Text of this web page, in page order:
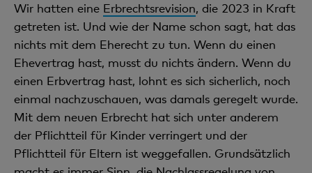
Wir hatten eine Erbrechtsrevision, die 2023 in Kraft
getreten ist. Und wie der Name schon sagt, hat das
nichts mit dem Eherecht zu tun. Wenn du einen
Ehevertrag hast, musst du nichts ändern. Wenn du
einen Erbvertrag hast, lohnt es sich sicherlich, noch
einmal nachzuschauen, was damals geregelt wurde.
Mit dem neuen Erbrecht hat sich unter anderem
der Pflichtteil für Kinder verringert und der
Pflichtteil für Eltern ist weggefallen. Grundsätzlich